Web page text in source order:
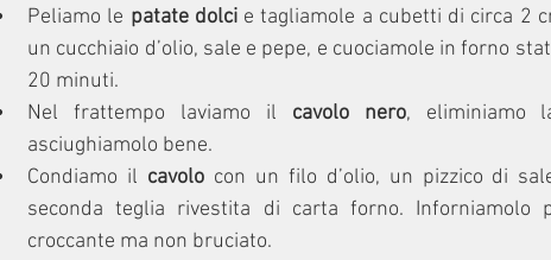
Peliamo le patate dolci e tagliamole a cubetti di circa 2
un cucchiaio d’olio, sale e pepe, e cuociamole in forno
20 minuti.
Nel frattempo laviamo il cavolo nero, eliminiamo
asciughiamolo bene.
Condiamo il cavolo con un filo d’olio, un pizzico di
seconda teglia rivestita di carta forno. Inforniamolo
croccante ma non bruciato.